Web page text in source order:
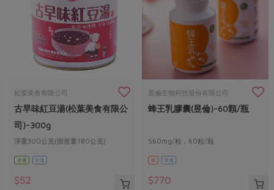
美妝保養 個人清潔
家庭清潔
日用品
素食專區
主題食譜
異國料理
節慶大餐
高麗菜海鮮煎餅
30%rPET紅烏龍茶
2024農業發展計畫年度報告
更多議題活動
把最好的台灣味帶回家！
更多議題
生活者e週報
綠主張月刊
典藏閱覽室
社務專區
選舉專區
媒體報導
下載專區
地區活動
松葉美食有限公司
古早味紅豆湯(松葉美食有限公
司)-300g
淨重300公克(固形量180公克)
全素 常溫
$52
昱倫生物科技股份有限公司
蜂王乳膠囊(昱倫)-60顆/瓶
560mg/粒，60粒/瓶
葷 常溫
$770